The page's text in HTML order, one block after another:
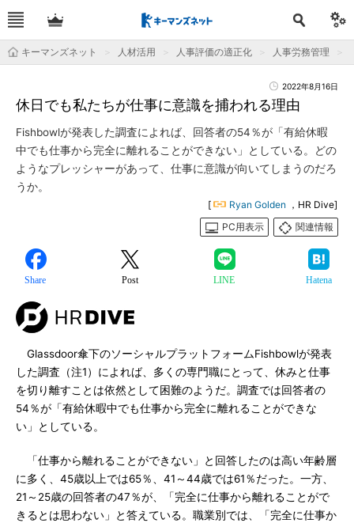
キーマンズネット 人材活用 人事評価の適正化 人事労務管理
2022年8月16日
休日でも私たちが仕事に意識を捕われる理由
Fishbowlが発表した調査によれば、回答者の54％が「有給休暇
中でも仕事から完全に離れることができない」としている。どの
ようなプレッシャーがあって、仕事に意識が向いてしまうのだろ
うか。
[ Ryan Golden ，HR Dive]
PC用表示
関連情報
Share Post LINE Hatena
Glassdoor傘下のソーシャルプラットフォームFishbowlが発表
した調査（注1）によれば、多くの専門職にとって、休みと仕事
を切り離すことは依然として困難のようだ。調査では回答者の
54％が「有給休暇中でも仕事から完全に離れることができな
い」としている。
「仕事から離れることができない」と回答したのは高い年齢層
に多く、45歳以上では65％、41～44歳では61％だった。一方、
21～25歳の回答者の47％が、「完全に仕事から離れることがで
きるとは思わない」と答えている。職業別では、「完全に仕事か